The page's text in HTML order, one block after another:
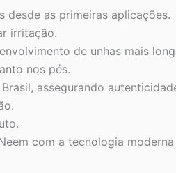
desde as primeiras aplicações.
irritação.
de unhas mais
nos pés.
assegurando
com a tecnologia